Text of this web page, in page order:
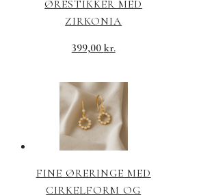
ØRESTIKKER MED
ZIRKONIA
399,00 kr.
FINE ØRERINGE MED
CIRKELFORM OG